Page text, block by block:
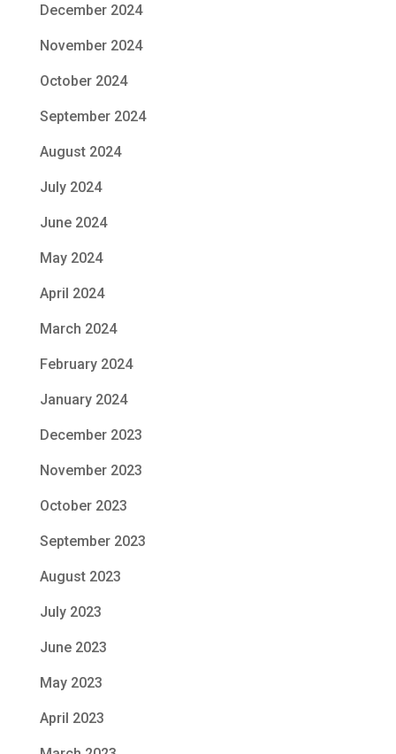
December 2024
November 2024
October 2024
September 2024
August 2024
July 2024
June 2024
May 2024
April 2024
March 2024
February 2024
January 2024
December 2023
November 2023
October 2023
September 2023
August 2023
July 2023
June 2023
May 2023
April 2023